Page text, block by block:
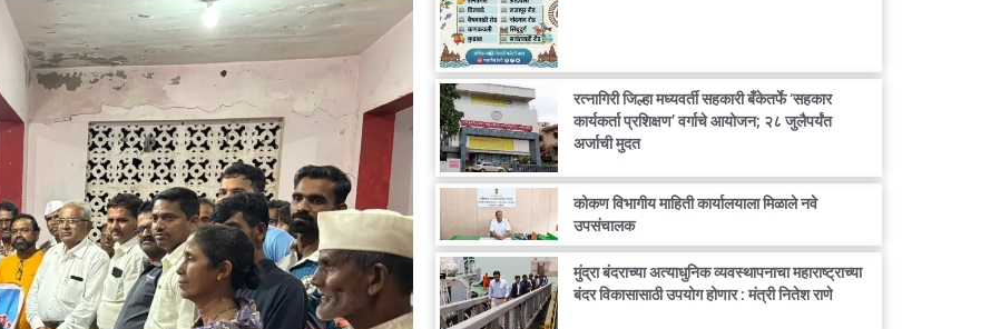
रत्नागिरी जिल्हा मध्यवर्ती सहकारी बँकेतर्फे ‘सहकार
कार्यकर्ता प्रशिक्षण’ वर्गाचे आयोजन; २८ जुलैपर्यंत
अर्जाची मुदत
कोकण विभागीय माहिती कार्यालयाला मिळाले नवे
उपसंचालक
मुंद्रा बंदराच्या अत्याधुनिक व्यवस्थापनाचा महाराष्ट्राच्या
बंदर विकासासाठी उपयोग होणार : मंत्री नितेश राणे